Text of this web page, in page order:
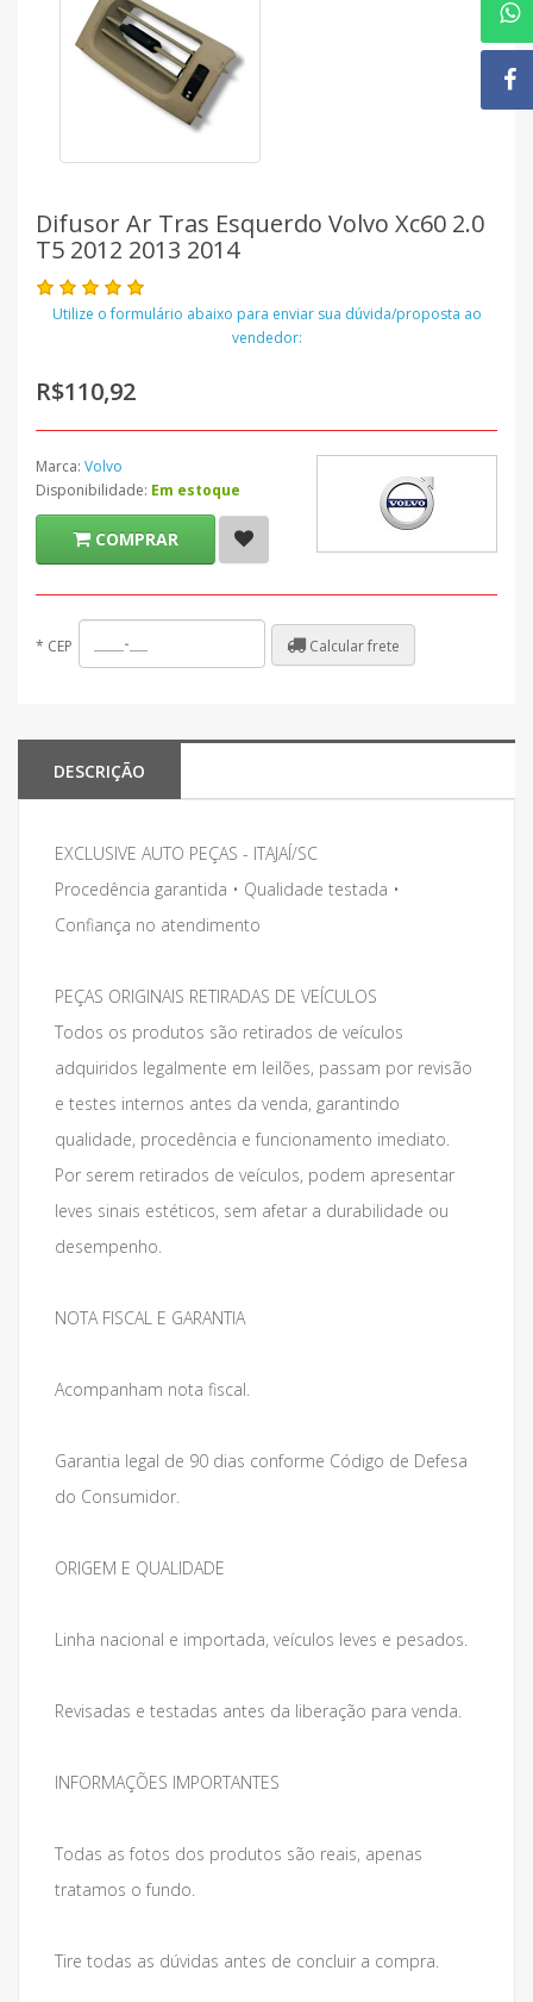
Difusor Ar Tras Esquerdo Volvo Xc60 2.0
T5 2012 2013 2014
Utilize o formulário abaixo para enviar sua dúvida/proposta ao
vendedor:
R$110,92
Marca: Volvo
Disponibilidade: Em estoque
COMPRAR
* CEP Calcular frete
DESCRIÇÃO
EXCLUSIVE AUTO PEÇAS - ITAJAÍ/SC
Procedência garantida • Qualidade testada •
Confiança no atendimento
PEÇAS ORIGINAIS RETIRADAS DE VEÍCULOS
Todos os produtos são retirados de veículos
adquiridos legalmente em leilões, passam por revisão
e testes internos antes da venda, garantindo
qualidade, procedência e funcionamento imediato.
Por serem retirados de veículos, podem apresentar
leves sinais estéticos, sem afetar a durabilidade ou
desempenho.
NOTA FISCAL E GARANTIA
Acompanham nota fiscal.
Garantia legal de 90 dias conforme Código de Defesa
do Consumidor.
ORIGEM E QUALIDADE
Linha nacional e importada, veículos leves e pesados.
Revisadas e testadas antes da liberação para venda.
INFORMAÇÕES IMPORTANTES
Todas as fotos dos produtos são reais, apenas
tratamos o fundo.
Tire todas as dúvidas antes de concluir a compra.